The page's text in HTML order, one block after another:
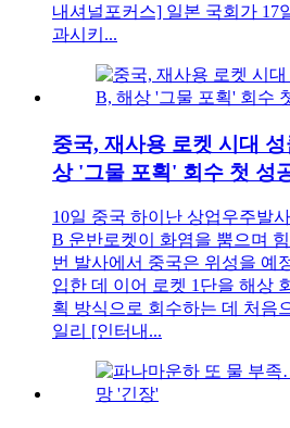
내셔널포커스] 일본 국회가 17
과시키...
중국, 재사용 로켓 시대
상 '그물 포획' 회수 첫 성
10일 중국 하이난 상업우주발
B 운반로켓이 화염을 뿜으며
번 발사에서 중국은 위성을 예
입한 데 이어 로켓 1단을 해상
획 방식으로 회수하는 데 처음
일리 [인터내...